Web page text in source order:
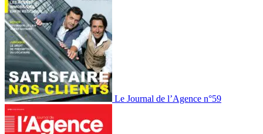
Le Journal de l’Agence n°59